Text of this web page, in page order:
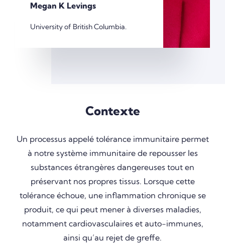
Megan K Levings
University of British Columbia.
Contexte
Un processus appelé tolérance immunitaire permet
à notre système immunitaire de repousser les
substances étrangères dangereuses tout en
préservant nos propres tissus. Lorsque cette
tolérance échoue, une inflammation chronique se
produit, ce qui peut mener à diverses maladies,
notamment cardiovasculaires et auto-immunes,
ainsi qu’au rejet de greffe.